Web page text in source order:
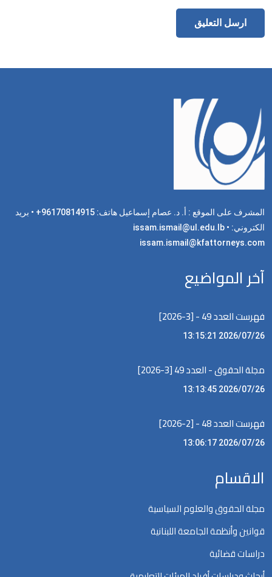
المشرف على الموقع : أ. د. عصام إسماعيل هاتف: 96170814915+ • بريد
الكتروني: issam.ismail@ul.edu.lb •
issam.ismail@kfattorneys.com
آخر المواضيع
فهرست العدد 49 - [3-2026]
2026/07/26 13:15:21
مجلة الحقوق - العدد 49 [3-2026]
2026/07/26 13:13:45
فهرست العدد 48 - [2-2026]
2026/07/26 13:06:17
الاقسام
مجلة الحقوق والعلوم السياسية
قوانين وأنظمة الجامعة اللبنانية
دراسات قضائية